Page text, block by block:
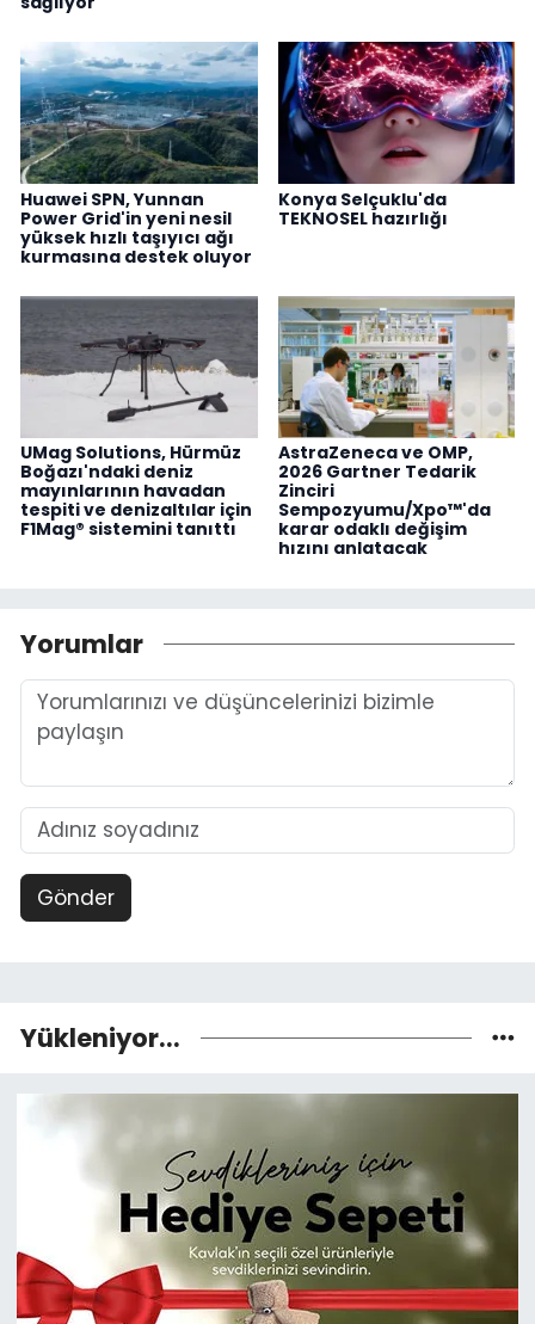
Huawei SPN, Yunnan
Power Grid'in yeni nesil
yüksek hızlı taşıyıcı ağı
kurmasına destek oluyor
Konya Selçuklu'da
TEKNOSEL hazırlığı
UMag Solutions, Hürmüz
Boğazı'ndaki deniz
mayınlarının havadan
tespiti ve denizaltılar için
F1Mag® sistemini tanıttı
AstraZeneca ve OMP,
2026 Gartner Tedarik
Zinciri
Sempozyumu/Xpo™'da
karar odaklı değişim
hızını anlatacak
Yorumlar
Gönder
Yükleniyor...